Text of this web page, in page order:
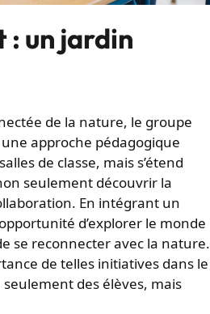
un jardin
de la nature, le groupe
approche pédagogique
de classe, mais s’étend
seulement découvrir la
En intégrant un
d’explorer le monde
se reconnecter avec la nature.
de telles initiatives dans le
des élèves, mais